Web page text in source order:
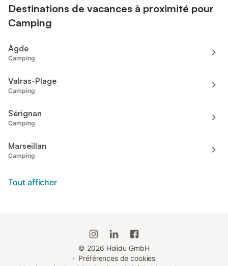
Destinations de vacances à proximité pour
Camping
Agde
Camping
Valras-Plage
Camping
Sérignan
Camping
Marseillan
Camping
Tout afficher
© 2026 Holidu GmbH
· Préférences de cookies